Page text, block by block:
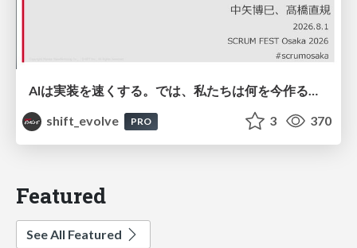
AIは実装を速くする。では、私たちは何を今作るべきか？－立場を越えてリリースに向き合ったチーム開発の実践 / 20260801 Hiromi Nakaya and Naoki Takahashi
shift_evolve
PRO 3 370
Featured
See All Featured